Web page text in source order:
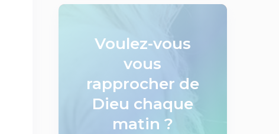
Voulez-vous
vous
rapprocher de
Dieu chaque
matin ?